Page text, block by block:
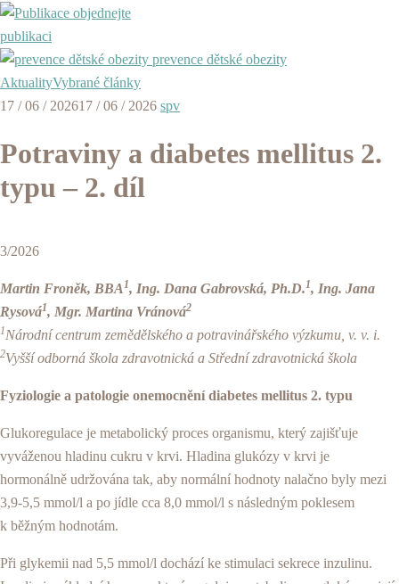
objednejte
publikaci
prevence dětské obezity
AktualityVybrané články
17 / 06 / 202617 / 06 / 2026 spv
Potraviny a diabetes mellitus 2.
typu – 2. díl
3/2026
Martin Froněk, BBA1, Ing. Dana Gabrovská, Ph.D.1, Ing. Jana
Rysová1, Mgr. Martina Vránová2
1Národní centrum zemědělského a potravinářského výzkumu, v. v. i.
2Vyšší odborná škola zdravotnická a Střední zdravotnická škola
Fyziologie a patologie onemocnění diabetes mellitus 2. typu
Glukoregulace je metabolický proces organismu, který zajišťuje
vyváženou hladinu cukru v krvi. Hladina glukózy v krvi je
hormonálně udržována tak, aby normální hodnoty nalačno byly mezi
3,9-5,5 mmol/l a po jídle cca 8,0 mmol/l s následným poklesem
k běžným hodnotám.
Při glykemii nad 5,5 mmol/l dochází ke stimulaci sekrece inzulinu.